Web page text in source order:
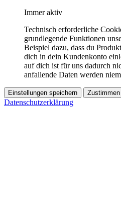
Immer aktiv
Technisch erforderliche
grundlegende Funktionen
Beispiel dazu, dass du
dich in dein Kundenkonto
auf dich ist für uns dadurch
anfallende Daten werden
Einstellungen speichern Zustimmen
Datenschutzerklärung